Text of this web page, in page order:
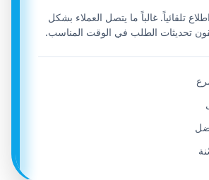
تلقائياً. غالباً ما يتصل العملاء بشكل
تحديثات الطلب في الوقت المناسب.